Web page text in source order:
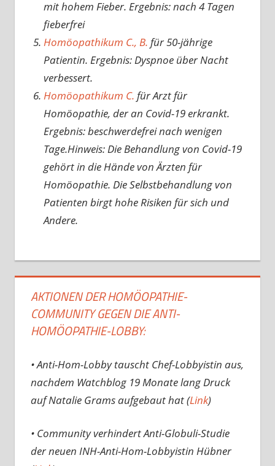
mit hohem Fieber. Ergebnis: nach 4 Tagen
fieberfrei
Homöopathikum C., B. für 50-jährige
Patientin. Ergebnis: Dyspnoe über Nacht
verbessert.
Homöopathikum C. für Arzt für
Homöopathie, der an Covid-19 erkrankt.
Ergebnis: beschwerdefrei nach wenigen
Tage.Hinweis: Die Behandlung von Covid-19
gehört in die Hände von Ärzten für
Homöopathie. Die Selbstbehandlung von
Patienten birgt hohe Risiken für sich und
Andere.
AKTIONEN DER HOMÖOPATHIE-
COMMUNITY GEGEN DIE ANTI-
HOMÖOPATHIE-LOBBY:
• Anti-Hom-Lobby tauscht Chef-Lobbyistin aus,
nachdem Watchblog 19 Monate lang Druck
auf Natalie Grams aufgebaut hat (Link)
• Community verhindert Anti-Globuli-Studie
der neuen INH-Anti-Hom-Lobbyistin Hübner